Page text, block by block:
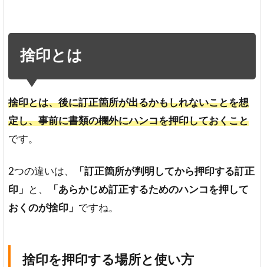
捨印とは
捨印とは、後に訂正箇所が出るかもしれないことを想
定し、事前に書類の欄外にハンコを押印しておくこと
です。
2つの違いは、
「訂正箇所が判明してから押印する訂正
印」
と、
「あらかじめ訂正するためのハンコを押して
おくのが捨印」 ですね。
捨印を押印する場所と使い方